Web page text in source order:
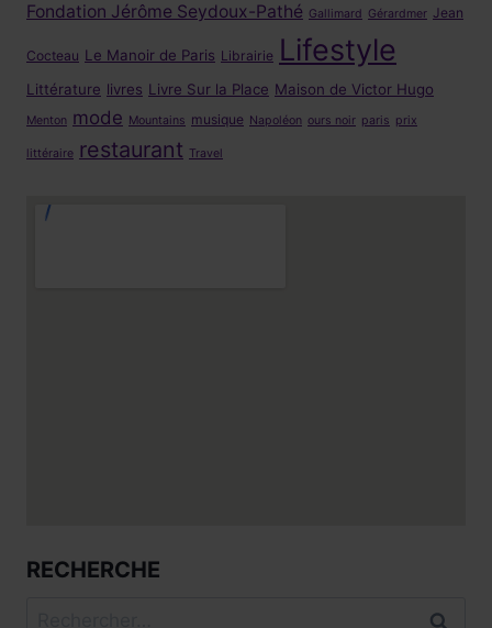
Fondation Jérôme Seydoux-Pathé Gallimard Gérardmer Jean
Cocteau Le Manoir de Paris Librairie Lifestyle
Littérature livres Livre Sur la Place Maison de Victor Hugo
Menton mode Mountains musique Napoléon ours noir paris prix
littéraire restaurant Travel
RECHERCHE